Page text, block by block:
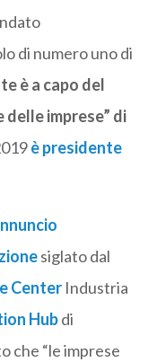
di numero uno di
è a capo del
imprese” di
è presidente
siglato dal
CenterIndustria
Hubdi
che “le imprese